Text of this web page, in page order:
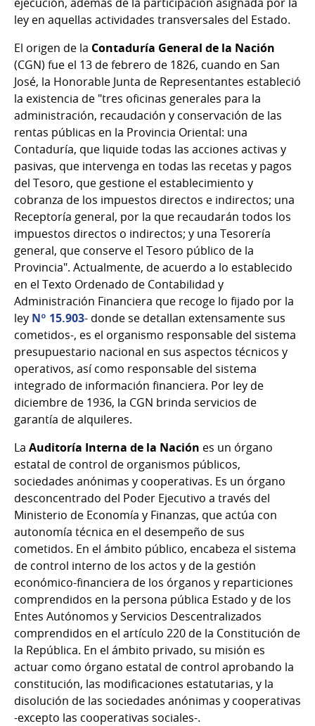
ley en aquellas actividades transversales del Estado.
El origen de la Contaduría General de la Nación
(CGN) fue el 13 de febrero de 1826, cuando en San
José, la Honorable Junta de Representantes estableció
la existencia de "tres oficinas generales para la
administración, recaudación y conservación de las
rentas públicas en la Provincia Oriental: una
Contaduría, que liquide todas las acciones activas y
pasivas, que intervenga en todas las recetas y pagos
del Tesoro, que gestione el establecimiento y
cobranza de los impuestos directos e indirectos; una
Receptoría general, por la que recaudarán todos los
impuestos directos o indirectos; y una Tesorería
general, que conserve el Tesoro público de la
Provincia". Actualmente, de acuerdo a lo establecido
en el Texto Ordenado de Contabilidad y
Administración Financiera que recoge lo fijado por la
ley Nº 15.903- donde se detallan extensamente sus
cometidos-, es el organismo responsable del sistema
presupuestario nacional en sus aspectos técnicos y
operativos, así como responsable del sistema
integrado de información financiera. Por ley de
diciembre de 1936, la CGN brinda servicios de
garantía de alquileres.
La Auditoría Interna de la Nación es un órgano
estatal de control de organismos públicos,
sociedades anónimas y cooperativas. Es un órgano
desconcentrado del Poder Ejecutivo a través del
Ministerio de Economía y Finanzas, que actúa con
autonomía técnica en el desempeño de sus
cometidos. En el ámbito público, encabeza el sistema
de control interno de los actos y de la gestión
económico-financiera de los órganos y reparticiones
comprendidos en la persona pública Estado y de los
Entes Autónomos y Servicios Descentralizados
comprendidos en el artículo 220 de la Constitución de
la República. En el ámbito privado, su misión es
actuar como órgano estatal de control aprobando la
constitución, las modificaciones estatutarias, y la
disolución de las sociedades anónimas y cooperativas
-excepto las cooperativas sociales-.